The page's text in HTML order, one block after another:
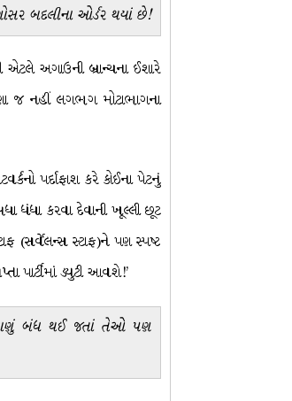
બદલીના ઓર્ડર થયાં છે!
અગાઉની બ્રાન્ચના ઈશારે
જ નહીં લગભગ મોટાભાગના
પર્દાફાશ કરે કોઈના પેટનું
ધંધા કરવા દેવાની ખૂલ્લી છૂટ
(સર્વેલન્સ સ્ટાફ)ને પણ સ્પષ્ટ
પાર્ટીમાં ડ્યુટી આવશે!’
બંધ થઈ જતાં તેઓ પણ